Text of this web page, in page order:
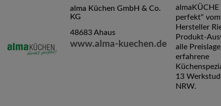
alma Küchen GmbH & Co.
KG
48683 Ahaus
www.alma-kuechen.de
almaKÜCHE
perfekt“ vom
Hersteller
Produkt-
alle
erfahrene
13
NRW.